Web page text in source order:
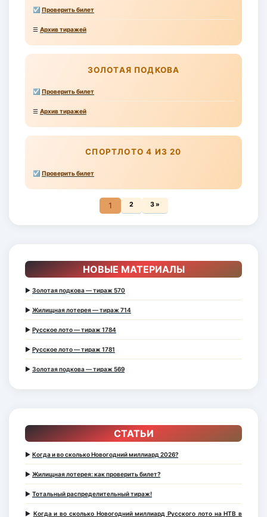
☑ Проверить билет
☰ Архив тиражей
ЗОЛОТАЯ ПОДКОВА
☑ Проверить билет
☰ Архив тиражей
СПОРТЛОТО 4 ИЗ 20
☑ Проверить билет
1 2 3 »
НОВЫЕ МАТЕРИАЛЫ
► Золотая подкова — тираж 570
► Жилищная лотерея — тираж 714
► Русское лото — тираж 1784
► Русское лото — тираж 1781
► Золотая подкова — тираж 569
СТАТЬИ
► Когда и во сколько Новогодний миллиард 2026?
► Жилищная лотерея: как проверить билет?
► Тотальный распределительный тираж!
► Когда и во сколько Новогодний миллиард Русского лото на НТВ в